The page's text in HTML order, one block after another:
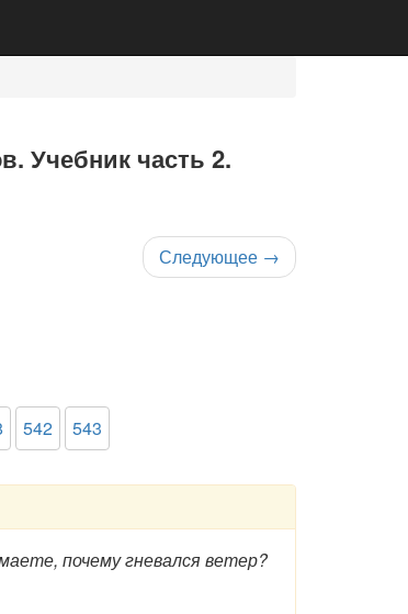
Учебник часть 2.
Следующее →
542 543
почему гневался ветер?